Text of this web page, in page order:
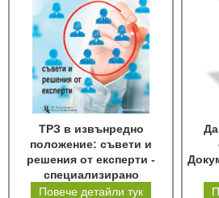
ТРЗ в извънредно
положение: съвети и
решения от експерти -
специализирано
електронно издание
Повече детайли тук